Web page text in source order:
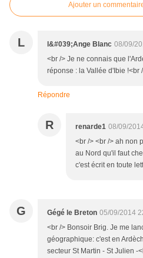
Ajouter un
L l&#039;Ange Blanc 08/09/
<br /> Je ne connais que
réponse : la Vallée d'Ibie !<br
Répondre
R renarde1 08/09/
<br /> <br /> ah non
au Nord qu'il faut
c'est écrit en toute
G Gégé le Breton 05/09/2014
<br /> Bonsoir Brig. Je me
géographique: c'est en
secteur St Martin - St Julien